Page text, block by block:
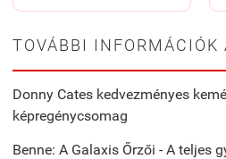
TOVÁBBI INFORMÁCIÓK
Donny Cates kedvezményes
képregénycsomag
Benne: A Galaxis Őrzői - A teljes